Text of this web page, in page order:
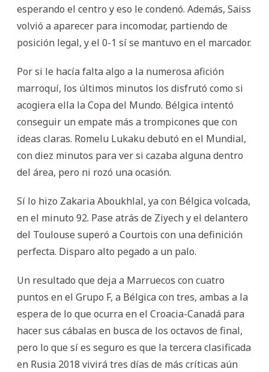
esperando el centro y eso le condenó. Además, Saiss
volvió a aparecer para incomodar, partiendo de
posición legal, y el 0-1 sí se mantuvo en el marcador.
Por si le hacía falta algo a la numerosa afición
marroquí, los últimos minutos los disfrutó como si
acogiera ella la Copa del Mundo. Bélgica intentó
conseguir un empate más a trompicones que con
ideas claras. Romelu Lukaku debutó en el Mundial,
con diez minutos para ver si cazaba alguna dentro
del área, pero ni rozó una ocasión.
Sí lo hizo Zakaria Aboukhlal, ya con Bélgica volcada,
en el minuto 92. Pase atrás de Ziyech y el delantero
del Toulouse superó a Courtois con una definición
perfecta. Disparo alto pegado a un palo.
Un resultado que deja a Marruecos con cuatro
puntos en el Grupo F, a Bélgica con tres, ambas a la
espera de lo que ocurra en el Croacia-Canadá para
hacer sus cábalas en busca de los octavos de final,
pero lo que sí es seguro es que la tercera clasificada
en Rusia 2018 vivirá tres días de más críticas aún